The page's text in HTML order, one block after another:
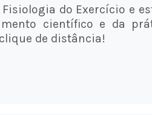
do Exercício e
científico e da
de distância!